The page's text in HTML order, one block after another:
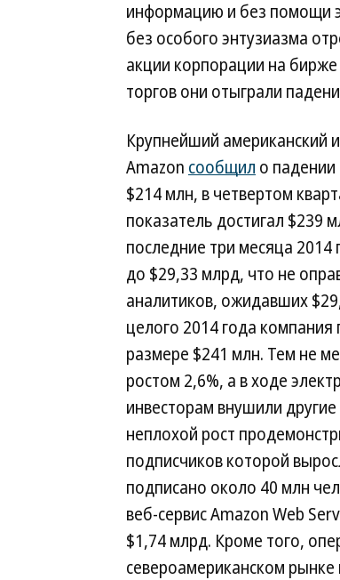
информацию и без помощи
без особого энтузиазма
акции корпорации на
торгов они отыграли
Крупнейший американский
Amazon сообщил о
$214 млн, в четвертом
показатель достигал $239
последние три месяца 2014
до $29,33 млрд, что не
аналитиков, ожидавших
целого 2014 года компания
размере $241 млн. Тем не
ростом 2,6%, а в ходе
инвесторам внушили
неплохой рост
подписчиков которой
подписано около 40 млн
веб-сервис Amazon Web
$1,74 млрд. Кроме того,
североамериканском